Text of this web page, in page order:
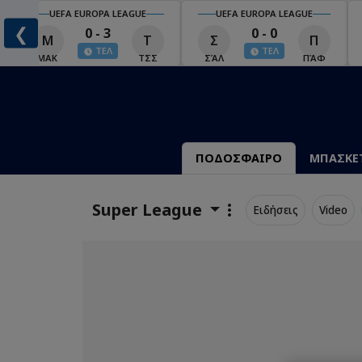
❮
UEFA EUROPA LEAGUE
Μ
ΜΑΚ
0 - 3
ΤΕΛ
Τ
ΤΣΣ
UEFA EUROPA LEAGUE
Σ
ΣΆΛ
0 - 0
ΤΕΛ
Π
ΠΆΦ
ΠΟΔΟΣΦΑΙΡΟ
Super League Ειδήσεις Video